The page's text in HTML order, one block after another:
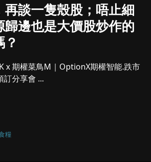
再談一隻殼股；唔止細
歸邊也是大價股炒作的
x 期權菜鳥M｜OptionX期權智能.跌市
仍能勝券在握】預訂分享會 ...
糧